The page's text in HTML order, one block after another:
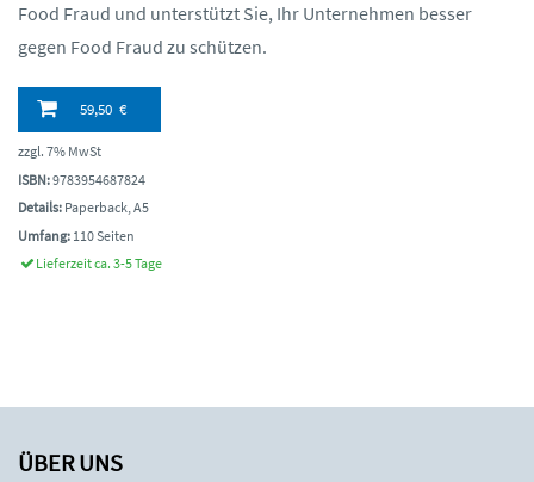
Food Fraud und unterstützt Sie, Ihr Unternehmen besser
gegen Food Fraud zu schützen.
59,50 €
zzgl. 7% MwSt
ISBN:9783954687824
Details: Paperback, A5
Umfang: 110 Seiten
Lieferzeit ca. 3-5 Tage
ÜBER UNS